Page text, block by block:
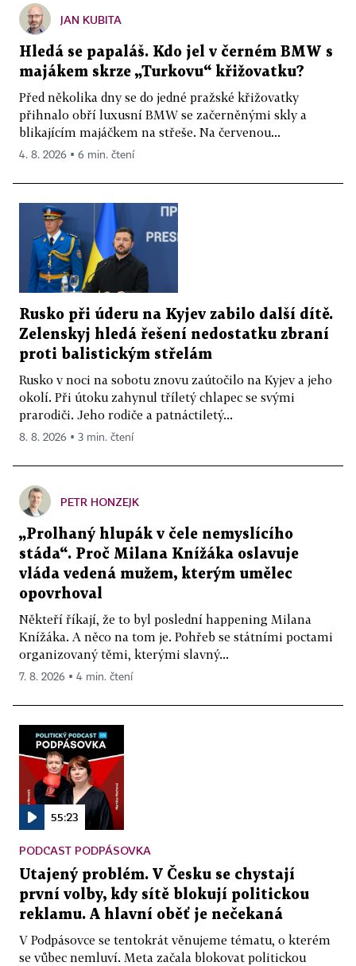
JAN KUBITA
Hledá se papaláš. Kdo jel v černém BMW s
majákem skrze „Turkovu“ křižovatku?
Před několika dny se do jedné pražské křižovatky
přihnalo obří luxusní BMW se začerněnými skly a
blikajícím majáčkem na střeše. Na červenou...
4. 8. 2026 ▪ 6 min. čtení
Rusko při úderu na Kyjev zabilo další dítě.
Zelenskyj hledá řešení nedostatku zbraní
proti balistickým střelám
Rusko v noci na sobotu znovu zaútočilo na Kyjev a jeho
okolí. Při útoku zahynul tříletý chlapec se svými
prarodiči. Jeho rodiče a patnáctiletý...
8. 8. 2026 ▪ 3 min. čtení
PETR HONZEJK
„Prolhaný hlupák v čele nemyslícího
stáda“. Proč Milana Knížáka oslavuje
vláda vedená mužem, kterým umělec
opovrhoval
Někteří říkají, že to byl poslední happening Milana
Knížáka. A něco na tom je. Pohřeb se státními poctami
organizovaný těmi, kterými slavný...
7. 8. 2026 ▪ 4 min. čtení
55:23
PODCAST PODPÁSOVKA
Utajený problém. V Česku se chystají
první volby, kdy sítě blokují politickou
reklamu. A hlavní oběť je nečekaná
V Podpásovce se tentokrát věnujeme tématu, o kterém
se vůbec nemluví. Meta začala blokovat politickou